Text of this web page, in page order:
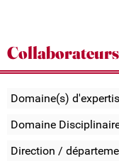
Collaborateurs
Domaine(s)
Domaine
Direction /